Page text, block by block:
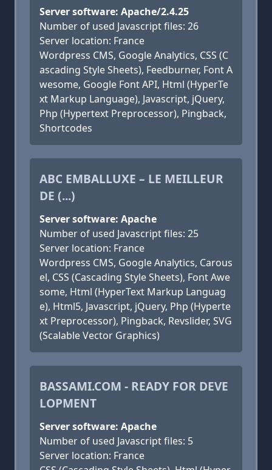
Server software: Apache/2.4.25
Number of used Javascript files: 26
Server location: France
Wordpress CMS, Google Analytics, CSS (C
ascading Style Sheets), Feedburner, Font A
wesome, Google Font API, Html (HyperTe
xt Markup Language), Javascript, jQuery,
Php (Hypertext Preprocessor), Pingback,
Shortcodes
ABC EMBALLUXE – LE MEILLEUR
DE (...)
Server software: Apache
Number of used Javascript files: 25
Server location: France
Wordpress CMS, Google Analytics, Carous
el, CSS (Cascading Style Sheets), Font Awe
some, Html (HyperText Markup Languag
e), Html5, Javascript, jQuery, Php (Hyperte
xt Preprocessor), Pingback, Revslider, SVG
(Scalable Vector Graphics)
BASSAMI.COM - READY FOR DEVE
LOPMENT
Server software: Apache
Number of used Javascript files: 5
Server location: France